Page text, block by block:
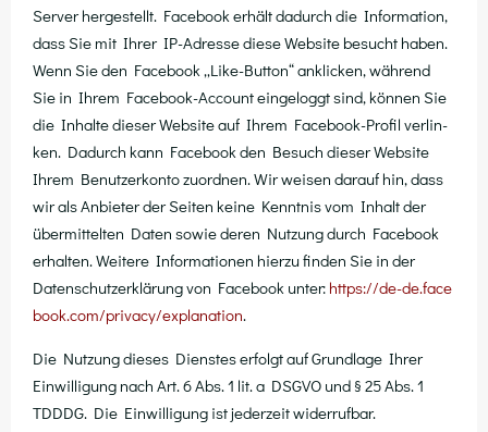
Ser­ver her­ge­stellt. Face­book erhält dadurch die Infor­ma­ti­on,
dass Sie mit Ihrer IP-Adres­se die­se Web­site besucht haben.
Wenn Sie den Face­book „Like-But­ton“ ankli­cken, wäh­rend
Sie in Ihrem Face­book-Account ein­ge­loggt sind, kön­nen Sie
die Inhal­te die­ser Web­site auf Ihrem Face­book-Pro­fil ver­lin­
ken. Dadurch kann Face­book den Besuch die­ser Web­site
Ihrem Benut­zer­kon­to zuord­nen. Wir wei­sen dar­auf hin, dass
wir als Anbie­ter der Sei­ten kei­ne Kennt­nis vom Inhalt der
über­mit­tel­ten Daten sowie deren Nut­zung durch Face­book
erhal­ten. Wei­te­re Infor­ma­tio­nen hier­zu fin­den Sie in der
Daten­schutz­er­klä­rung von Face­book unter: https://​de​-de​.face​
book​.com/​p​r​i​v​a​c​y​/​e​x​p​l​a​n​a​t​ion.
Die Nut­zung die­ses Diens­tes erfolgt auf Grund­la­ge Ihrer
Ein­wil­li­gung nach Art. 6 Abs. 1 lit. a DSGVO und § 25 Abs. 1
TDDDG. Die Ein­wil­li­gung ist jeder­zeit widerrufbar.